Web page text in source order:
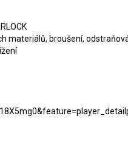
materiálů, broušení,